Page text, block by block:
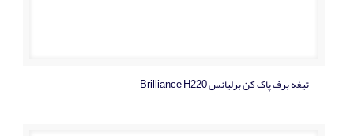
تیغه برف پاک کن برلیانس Brilliance H220